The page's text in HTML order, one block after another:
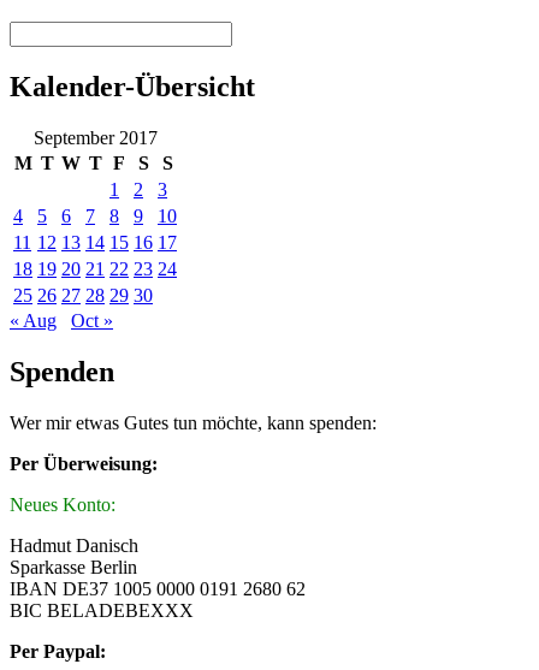
Kalender-Übersicht
September 2017
M T W T F S
S
1
2
3
4
5 6 7 8 9
10
11 12 13 14 15 16 17
18 19 20 21 22 23 24
25 26 27 28 29 30
« Aug
Oct »
Spenden
Wer mir etwas Gutes tun möchte, kann spenden:
Per Überweisung:
Neues Konto:
Hadmut Danisch
Sparkasse Berlin
IBAN DE37 1005 0000 0191 2680 62
BIC BELADEBEXXX
Per Paypal: